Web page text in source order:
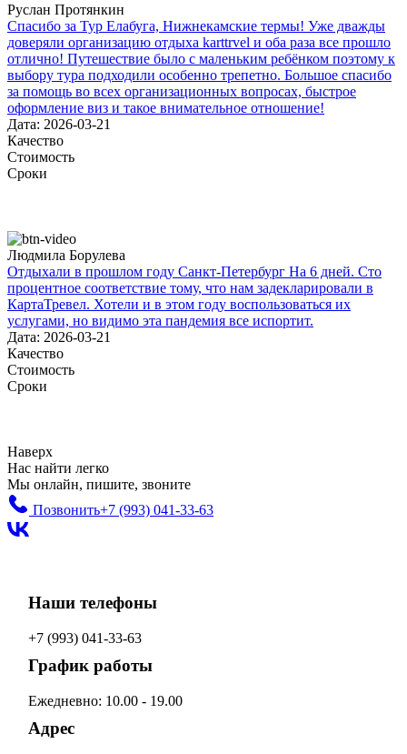
Руслан Протянкин
Спасибо за Тур Елабуга, Нижнекамские термы! Уже дважды
доверяли организацию отдыха karttrvel и оба раза все прошло
отлично! Путешествие было с маленьким ребёнком поэтому к
выбору тура подходили особенно трепетно. Большое спасибо
за помощь во всех организационных вопросах, быстрое
оформление виз и такое внимательное отношение!
Дата: 2026-03-21
Качество
Стоимость
Сроки
Людмила Борулева
Отдыхали в прошлом году Санкт-Петербург На 6 дней. Сто
процентное соответствие тому, что нам задекларировали в
КартаТревел. Хотели и в этом году воспользоваться их
услугами, но видимо эта пандемия все испортит.
Дата: 2026-03-21
Качество
Стоимость
Сроки
Наверх
Нас найти легко
Мы онлайн, пишите, звоните
Позвонить+7 (993) 041-33-63
Наши телефоны
+7 (993) 041-33-63
График работы
Ежедневно: 10.00 - 19.00
Адрес